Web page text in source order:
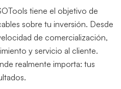
tiene el objetivo de
sobre tu inversión. Desde
de comercialización,
y servicio al cliente.
realmente importa: tus